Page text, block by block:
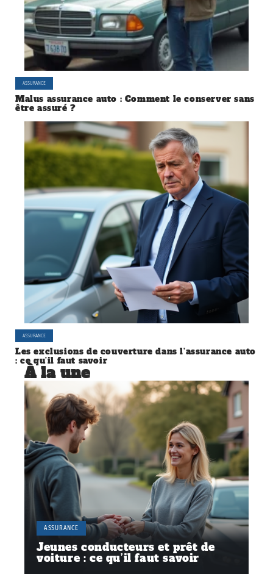
ASSURANCE
Malus assurance auto : Comment le conserver sans
être assuré ?
ASSURANCE
Les exclusions de couverture dans l’assurance auto
: ce qu’il faut savoir
À la une
ASSURANCE
Jeunes conducteurs et prêt de
voiture : ce qu’il faut savoir